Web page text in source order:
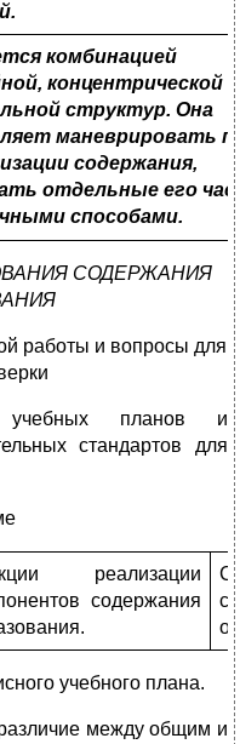
комбинацией
концентрической и
структур. Она
маневрировать
содержания,
отдельные его
способами.
СОДЕРЖАНИЯ
работы и вопросы для
планов и
стандартов для
реализации
содержания
учебного плана.
между общим и